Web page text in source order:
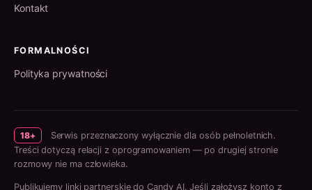
Kontakt
FORMALNOŚCI
Polityka prywatności
18+
Serwis przeznaczony wyłącznie dla osób pełnoletnich.
Treści dotyczą relacji z oprogramowaniem — po drugiej stronie
rozmowy nie ma człowieka.
Publikujemy linki partnerskie do Candy AI. Jeśli założysz konto z